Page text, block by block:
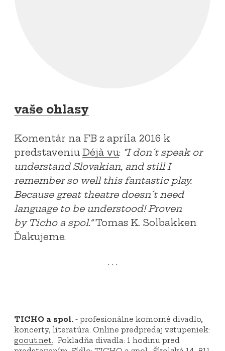
vaše ohlasy
Komentár na FB z apríla 2016 k
predstaveniu Déjà vu: “I don´t speak or
understand Slovakian, and still I
remember so well this fantastic play.
Because great theatre doesn´t need
language to be understood! Proven
by Ticho a spol.”Tomas K. Solbakken
Ďakujeme.
TICHO a spol. - profesionálne komorné divadlo,
koncerty, literatúra. Online predpredaj vstupeniek:
goout.net. Pokladňa divadla: 1 hodinu pred